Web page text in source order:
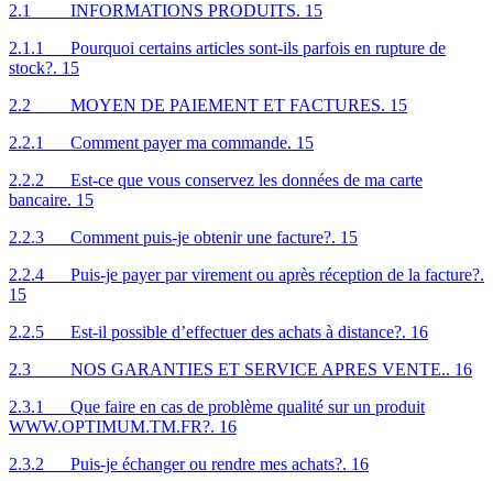
2.1 INFORMATIONS PRODUITS. 15
2.1.1 Pourquoi certains articles sont-ils parfois en rupture de
stock?. 15
2.2 MOYEN DE PAIEMENT ET FACTURES. 15
2.2.1 Comment payer ma commande. 15
2.2.2 Est-ce que vous conservez les données de ma carte
bancaire. 15
2.2.3 Comment puis-je obtenir une facture?. 15
2.2.4 Puis-je payer par virement ou après réception de la facture?.
15
2.2.5 Est-il possible d’effectuer des achats à distance?. 16
2.3 NOS GARANTIES ET SERVICE APRES VENTE.. 16
2.3.1 Que faire en cas de problème qualité sur un produit
WWW.OPTIMUM.TM.FR?. 16
2.3.2 Puis-je échanger ou rendre mes achats?. 16